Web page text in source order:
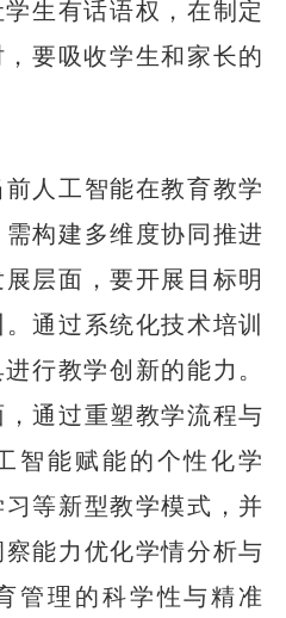
生有话语权，在制定
要吸收学生和家长的
人工智能在教育教学
构建多维度协同推进
层面，要开展目标明
通过系统化技术培训
行教学创新的能力。
通过重塑教学流程与
智能赋能的个性化学
等新型教学模式，并
能力优化学情分析与
管理的科学性与精准